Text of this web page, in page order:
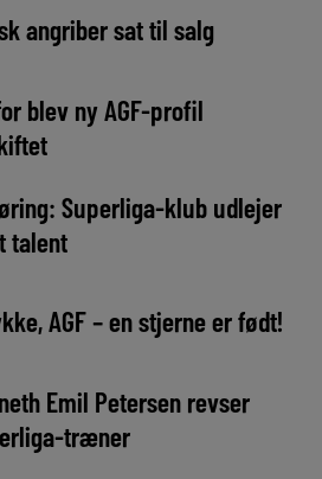
angriber sat til salg
blev ny AGF-profil
Superliga-klub udlejer
talent
AGF – en stjerne er født!
Emil Petersen revser
træner